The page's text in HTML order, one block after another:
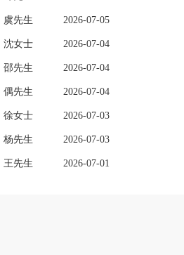
虞先生 2026-07-05
沈女士 2026-07-04
邵先生 2026-07-04
偶先生 2026-07-04
徐女士 2026-07-03
杨先生 2026-07-03
王先生 2026-07-01